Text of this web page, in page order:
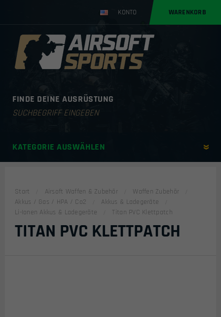
KONTO WARENKORB
FINDE DEINE AUSRÜSTUNG
Products
KATEGORIE AUSWÄHLEN
Start Airsoft Waffen & Zubehör
Waffen Zubehör
Akkus / Gas / HPA / Co2
Akkus & Ladegeräte
Li-Ionen Akkus & Ladegeräte
Titan PVC Klettpatch
TITAN PVC KLETTPATCH